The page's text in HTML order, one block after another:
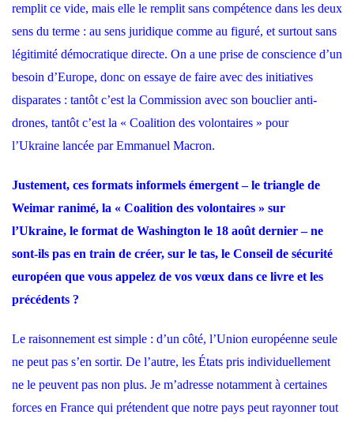
remplit ce vide, mais elle le remplit sans compétence dans les deux
sens du terme : au sens juridique comme au figuré, et surtout sans
légitimité démocratique directe. On a une prise de conscience d’un
besoin d’Europe, donc on essaye de faire avec des initiatives
disparates : tantôt c’est la Commission avec son bouclier anti-
drones, tantôt c’est la « Coalition des volontaires » pour
l’Ukraine lancée par Emmanuel Macron.
Justement, ces formats informels émergent – le triangle de
Weimar ranimé, la « Coalition des volontaires » sur
l’Ukraine, le format de Washington le 18 août dernier – ne
sont-ils pas en train de créer, sur le tas, le Conseil de sécurité
européen que vous appelez de vos vœux dans ce livre et les
précédents ?
Le raisonnement est simple : d’un côté, l’Union européenne seule
ne peut pas s’en sortir. De l’autre, les États pris individuellement
ne le peuvent pas non plus. Je m’adresse notamment à certaines
forces en France qui prétendent que notre pays peut rayonner tout